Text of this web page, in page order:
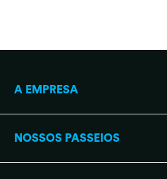
A EMPRESA
NOSSOS PASSEIOS